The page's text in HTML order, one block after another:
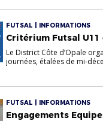
FUTSAL | INFORMATIONS
Critérium Futsal U11
Le District Côte d’Opale
journées, étalées de mi-
FUTSAL | INFORMATIONS
Engagements